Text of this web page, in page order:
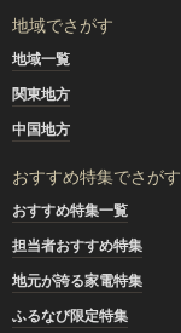
地域でさがす
地域一覧
関東地方
中国地方
おすすめ特集でさがす
おすすめ特集一覧
担当者おすすめ特集
地元が誇る家電特集
ふるなび限定特集